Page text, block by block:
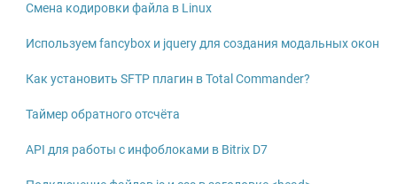
Смена кодировки файла в Linux
Используем fancybox и jquery для создания модальных окон
Как установить SFTP плагин в Total Commander?
Таймер обратного отсчёта
API для работы с инфоблоками в Bitrix D7